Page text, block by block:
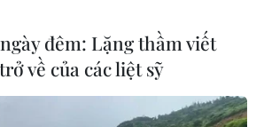
đêm: Lặng thầm viết
về của các liệt sỹ